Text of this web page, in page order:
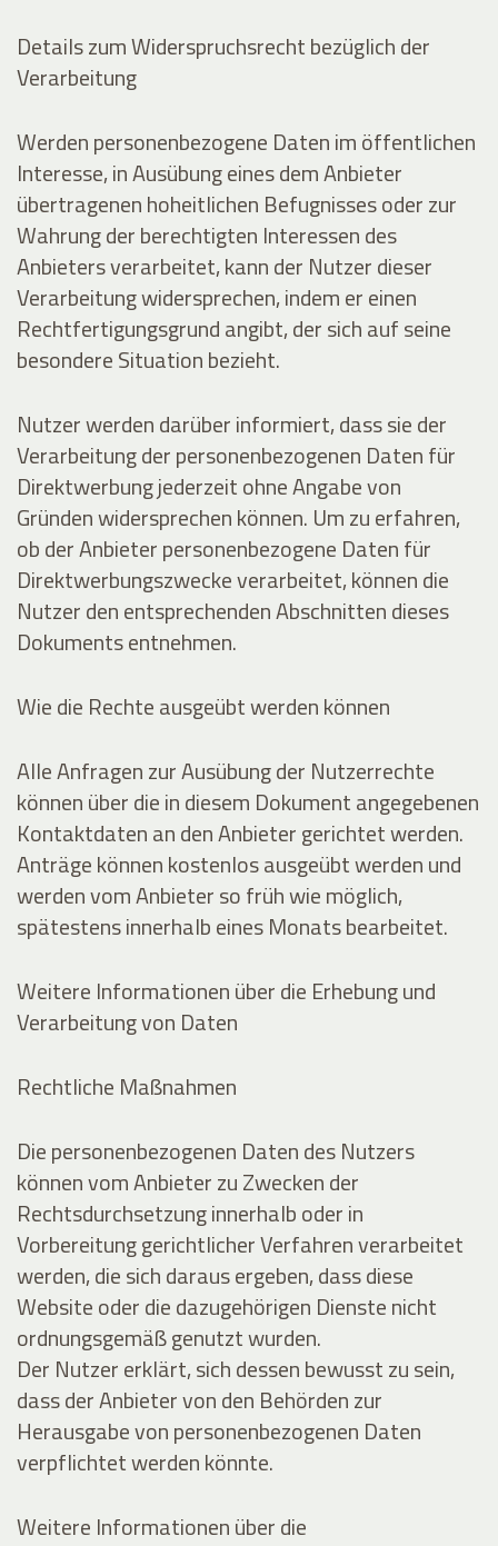
Details zum Widerspruchsrecht bezüglich der
Verarbeitung
Werden personenbezogene Daten im öffentlichen
Interesse, in Ausübung eines dem Anbieter
übertragenen hoheitlichen Befugnisses oder zur
Wahrung der berechtigten Interessen des
Anbieters verarbeitet, kann der Nutzer dieser
Verarbeitung widersprechen, indem er einen
Rechtfertigungsgrund angibt, der sich auf seine
besondere Situation bezieht.
Nutzer werden darüber informiert, dass sie der
Verarbeitung der personenbezogenen Daten für
Direktwerbung jederzeit ohne Angabe von
Gründen widersprechen können. Um zu erfahren,
ob der Anbieter personenbezogene Daten für
Direktwerbungszwecke verarbeitet, können die
Nutzer den entsprechenden Abschnitten dieses
Dokuments entnehmen.
Wie die Rechte ausgeübt werden können
Alle Anfragen zur Ausübung der Nutzerrechte
können über die in diesem Dokument angegebenen
Kontaktdaten an den Anbieter gerichtet werden.
Anträge können kostenlos ausgeübt werden und
werden vom Anbieter so früh wie möglich,
spätestens innerhalb eines Monats bearbeitet.
Weitere Informationen über die Erhebung und
Verarbeitung von Daten
Rechtliche Maßnahmen
Die personenbezogenen Daten des Nutzers
können vom Anbieter zu Zwecken der
Rechtsdurchsetzung innerhalb oder in
Vorbereitung gerichtlicher Verfahren verarbeitet
werden, die sich daraus ergeben, dass diese
Website oder die dazugehörigen Dienste nicht
ordnungsgemäß genutzt wurden.
Der Nutzer erklärt, sich dessen bewusst zu sein,
dass der Anbieter von den Behörden zur
Herausgabe von personenbezogenen Daten
verpflichtet werden könnte.
Weitere Informationen über die